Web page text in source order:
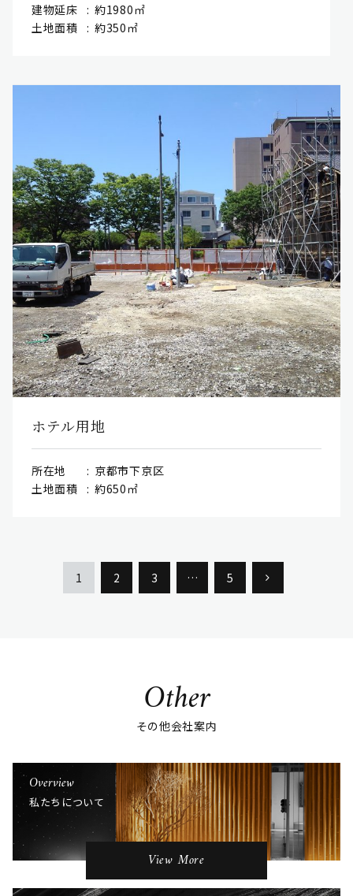
建物延床
約1980㎡
土地面積
約350㎡
ホテル用地
所在地
京都市下京区
土地面積
約650㎡
1 2 3 … 5
Other
その他会社案内
Overview
私たちについて
View More